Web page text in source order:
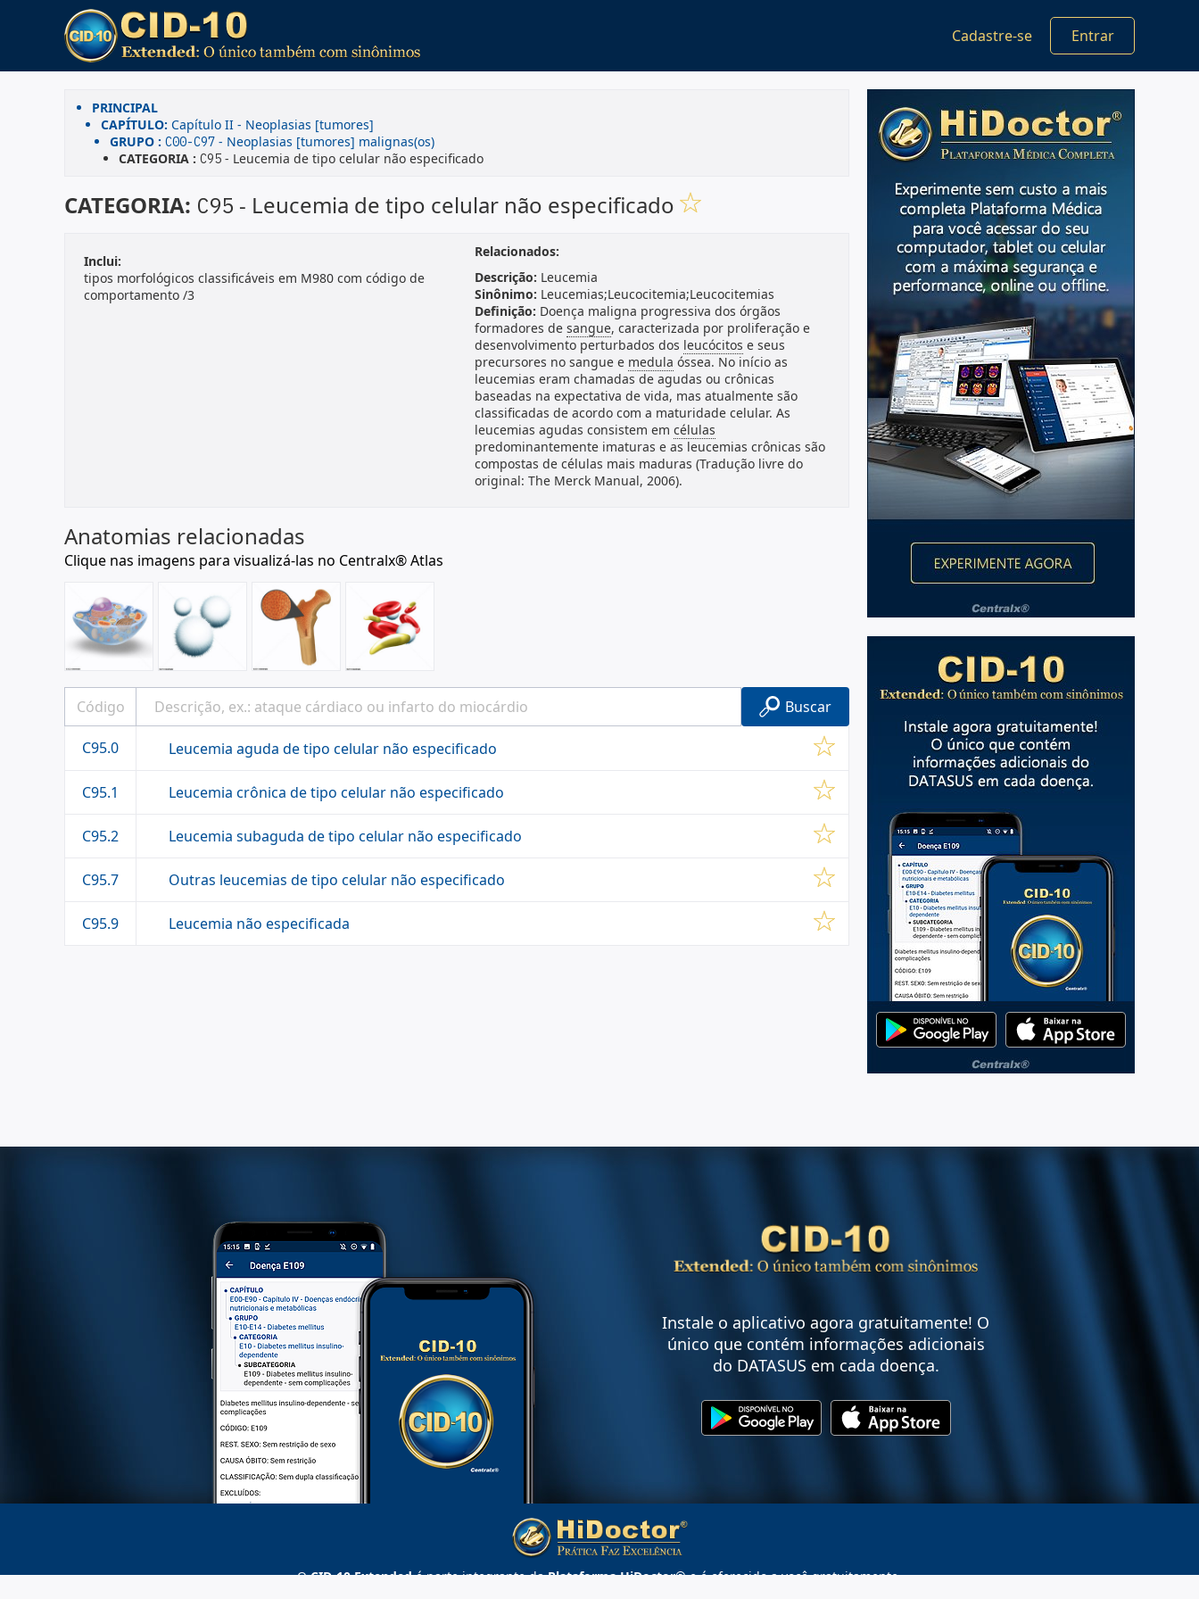
Cadastre-se Entrar
PRINCIPAL
CAPÍTULO: Capítulo II - Neoplasias [tumores]
GRUPO : C00-C97 - Neoplasias [tumores] malignas(os)
CATEGORIA : C95 - Leucemia de tipo celular não especificado
CATEGORIA: C95 - Leucemia de tipo celular não especificado
Inclui:
tipos morfológicos classificáveis em M980 com código de
comportamento /3
Relacionados:
Descrição: Leucemia
Sinônimo: Leucemias;Leucocitemia;Leucocitemias
Definição: Doença maligna progressiva dos órgãos
formadores de sangue, caracterizada por proliferação e
desenvolvimento perturbados dos leucócitos e seus
precursores no sangue e medula óssea. No início as
leucemias eram chamadas de agudas ou crônicas
baseadas na expectativa de vida, mas atualmente são
classificadas de acordo com a maturidade celular. As
leucemias agudas consistem em células
predominantemente imaturas e as leucemias crônicas são
compostas de células mais maduras (Tradução livre do
original: The Merck Manual, 2006).
Anatomias relacionadas
Clique nas imagens para visualizá-las no Centralx® Atlas
Buscar
C95.0 Leucemia aguda de tipo celular não especificado
C95.1 Leucemia crônica de tipo celular não especificado
C95.2 Leucemia subaguda de tipo celular não especificado
C95.7 Outras leucemias de tipo celular não especificado
C95.9 Leucemia não especificada
Instale o aplicativo agora gratuitamente! O
único que contém informações adicionais
do DATASUS em cada doença.
OCID-10 Extendedé parte integrante daPlataforma HiDoctor®e é oferecido a você gratuitamente.